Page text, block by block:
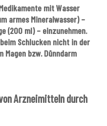
mit Wasser
armes Mineralwasser) –
(200 ml) – einzunehmen.
Schlucken nicht in der
bzw. Dünndarm
Arzneimitteln durch